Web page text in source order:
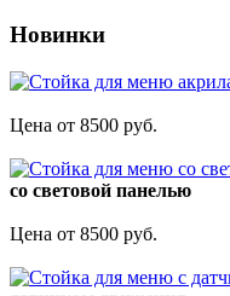
Новинки
Цена от 8500 руб.
со световой панелью
Цена от 8500 руб.